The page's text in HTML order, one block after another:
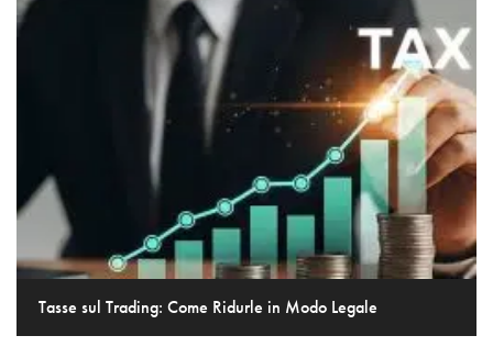
Tasse sul Trading: Come Ridurle in Modo Legale